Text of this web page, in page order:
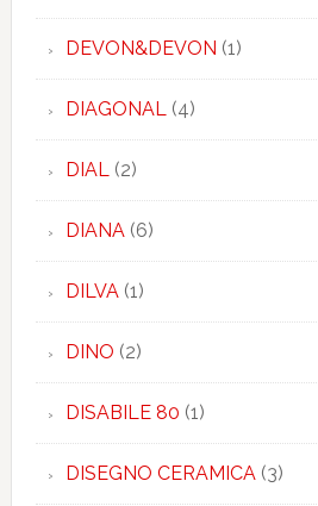
DEVON&DEVON (1)
DIAGONAL(4)
DIAL(2)
DIANA(6)
DILVA(1)
DINO (2)
DISABILE 80 (1)
DISEGNO CERAMICA(3)